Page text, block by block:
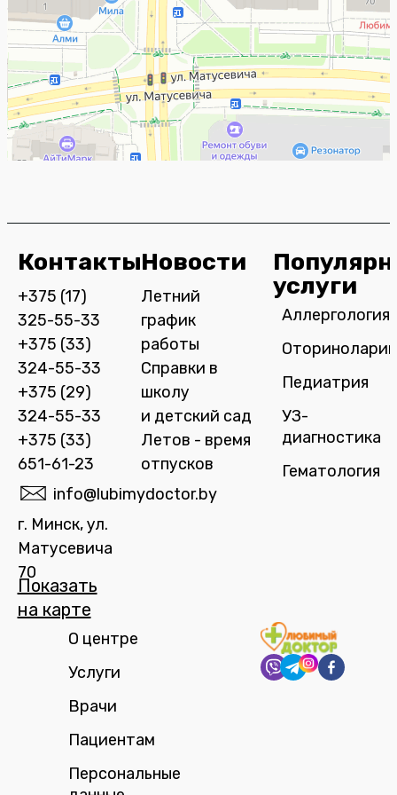
Контакты
+375 (17)
325-55-33
+375 (33)
324-55-33
+375 (29)
324-55-33
+375 (33)
651-61-23
info@lubimydoctor.by
г. Минск, ул.
Матусевича
70
Показать
на карте​
Новости
Летний
график
работы
Справки в
школу
и детский сад
Летов - время
отпусков
услуги
Аллергология
Педиатрия
УЗ-
диагностика
Гематология
О центре
Услуги
Врачи
Пациентам
Персональные